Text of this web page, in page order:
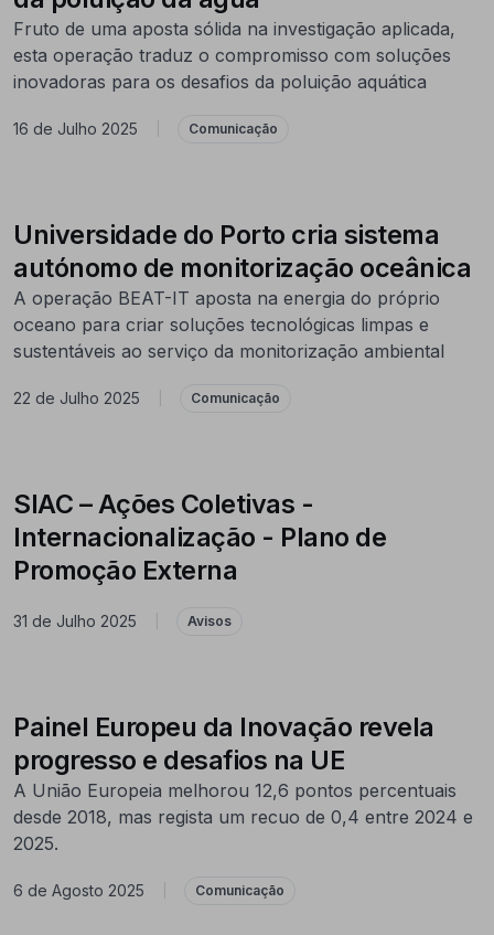
Fruto de uma aposta sólida na investigação aplicada,
esta operação traduz o compromisso com soluções
inovadoras para os desafios da poluição aquática
16 de Julho 2025 Comunicação
Universidade do Porto cria sistema
autónomo de monitorização oceânica
A operação BEAT-IT aposta na energia do próprio
oceano para criar soluções tecnológicas limpas e
sustentáveis ao serviço da monitorização ambiental
22 de Julho 2025 Comunicação
SIAC – Ações Coletivas -
Internacionalização - Plano de
Promoção Externa
31 de Julho 2025 Avisos
Painel Europeu da Inovação revela
progresso e desafios na UE
A União Europeia melhorou 12,6 pontos percentuais
desde 2018, mas regista um recuo de 0,4 entre 2024 e
2025.
6 de Agosto 2025 Comunicação